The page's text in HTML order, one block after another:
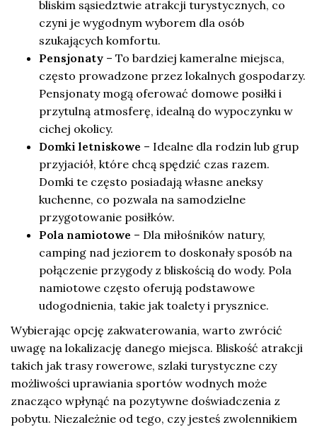
bliskim sąsiedztwie atrakcji turystycznych, co
czyni je wygodnym wyborem dla osób
szukających komfortu.
Pensjonaty – To bardziej kameralne miejsca,
często prowadzone przez lokalnych gospodarzy.
Pensjonaty mogą oferować domowe posiłki i
przytulną atmosferę, idealną do wypoczynku w
cichej okolicy.
Domki letniskowe – Idealne dla rodzin lub grup
przyjaciół, które chcą spędzić czas razem.
Domki te często posiadają własne aneksy
kuchenne, co pozwala na samodzielne
przygotowanie posiłków.
Pola namiotowe – Dla miłośników natury,
camping nad jeziorem to doskonały sposób na
połączenie przygody z bliskością do wody. Pola
namiotowe często oferują podstawowe
udogodnienia, takie jak toalety i prysznice.
Wybierając opcję zakwaterowania, warto zwrócić
uwagę na lokalizację danego miejsca. Bliskość atrakcji
takich jak trasy rowerowe, szlaki turystyczne czy
możliwości uprawiania sportów wodnych może
znacząco wpłynąć na pozytywne doświadczenia z
pobytu. Niezależnie od tego, czy jesteś zwolennikiem